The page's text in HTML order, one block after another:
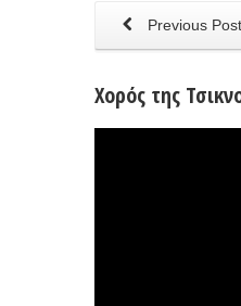
Previous Post
Χορός της